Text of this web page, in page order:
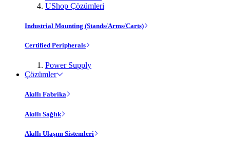
UShop Çözümleri
Industrial Mounting (Stands/Arms/Carts)
Certified Peripherals
Power Supply
Çözümler
Akıllı Fabrika
Akıllı Sağlık
Akıllı Ulaşım Sistemleri